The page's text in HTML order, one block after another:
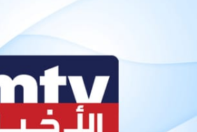
رياضة
كأس العالم
البرامج